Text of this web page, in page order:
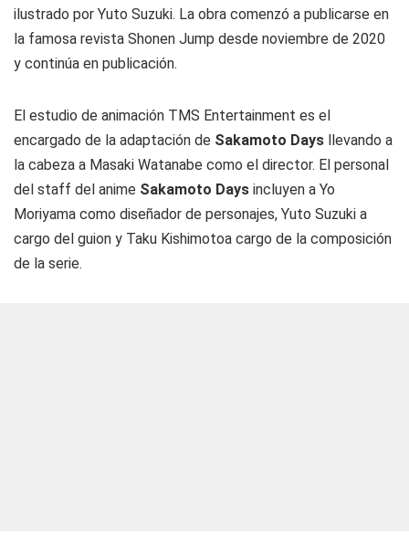
ilustrado por Yuto Suzuki. La obra comenzó a publicarse en
la famosa revista Shonen Jump desde noviembre de 2020
y continúa en publicación.
El estudio de animación TMS Entertainment es el
encargado de la adaptación de Sakamoto Days llevando a
la cabeza a Masaki Watanabe como el director. El personal
del staff del anime Sakamoto Days incluyen a Yo
Moriyama como diseñador de personajes, Yuto Suzuki a
cargo del guion y Taku Kishimotoa cargo de la composición
de la serie.